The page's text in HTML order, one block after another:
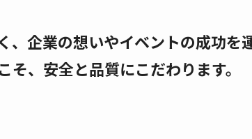
企業の想いやイベントの成功を
そ、安全と品質にこだわります。